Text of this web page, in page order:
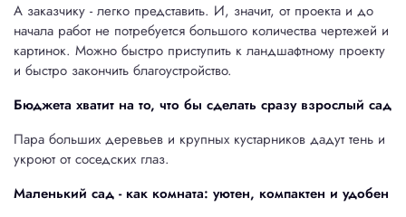
А заказчику - легко представить. И, значит, от проекта и до
начала работ не потребуется большого количества чертежей и
картинок. Можно быстро приступить к ландшафтному проекту
и быстро закончить благоустройство.
Бюджета хватит на то, что бы сделать сразу взрослый сад
Пара больших деревьев и крупных кустарников дадут тень и
укроют от соседских глаз.
Маленький сад - как комната: уютен, компактен и удобен